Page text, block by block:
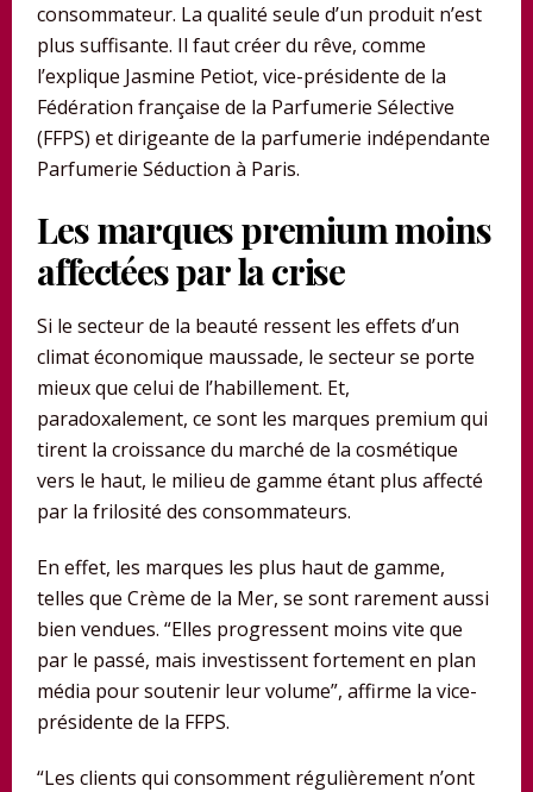
consommateur. La qualité seule d’un produit n’est
plus suffisante. Il faut créer du rêve, comme
l’explique Jasmine Petiot, vice-présidente de la
Fédération française de la Parfumerie Sélective
(FFPS) et dirigeante de la parfumerie indépendante
Parfumerie Séduction à Paris.
Les marques premium moins
affectées par la crise
Si le secteur de la beauté ressent les effets d’un
climat économique maussade, le secteur se porte
mieux que celui de l’habillement. Et,
paradoxalement, ce sont les marques premium qui
tirent la croissance du marché de la cosmétique
vers le haut, le milieu de gamme étant plus affecté
par la frilosité des consommateurs.
En effet, les marques les plus haut de gamme,
telles que Crème de la Mer, se sont rarement aussi
bien vendues. “Elles progressent moins vite que
par le passé, mais investissent fortement en plan
média pour soutenir leur volume”, affirme la vice-
présidente de la FFPS.
“Les clients qui consomment régulièrement n’ont